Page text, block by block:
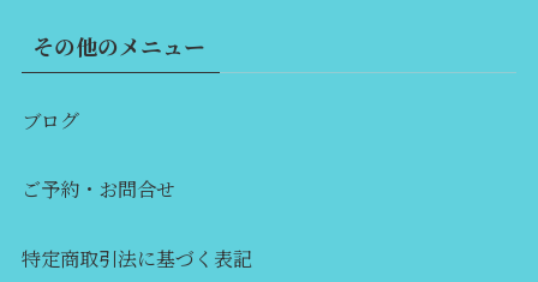
その他のメニュー
ブログ
ご予約・お問合せ
特定商取引法に基づく表記